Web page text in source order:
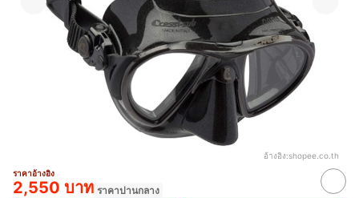
อ้างอิง:shopee.co.th
ราคาอ้างอิง
2,550 บาท ราคาปานกลาง